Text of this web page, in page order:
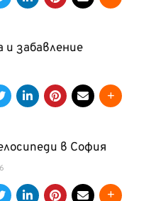
забавление
в София